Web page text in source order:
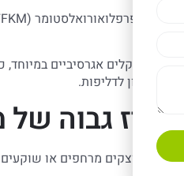
כימיקלים אגרסיביים
גבוה
של מוצקים מרחפים או